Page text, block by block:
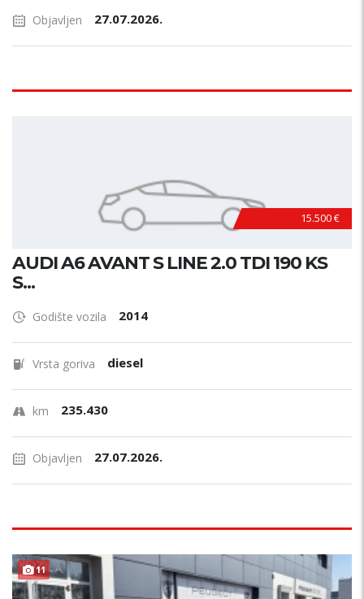
Objavljen 27.07.2026.
15.500 €
AUDI A6 AVANT S LINE 2.0 TDI 190 KS
S...
Godište vozila 2014
Vrsta goriva diesel
km 235.430
Objavljen 27.07.2026.
11